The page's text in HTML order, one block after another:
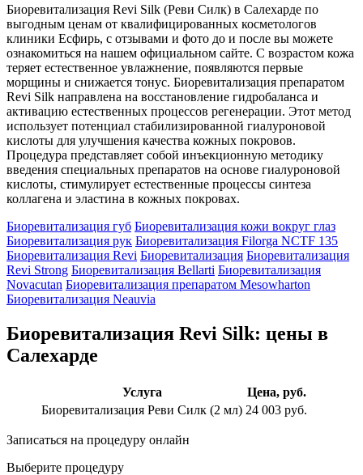
Биоревитализация Revi Silk (Реви Силк) в Салехарде по
выгодным ценам от квалифицированных косметологов
клиники Есфирь, с отзывами и фото до и после вы можете
ознакомиться на нашем официальном сайте. С возрастом кожа
теряет естественное увлажнение, появляются первые
морщины и снижается тонус. Биоревитализация препаратом
Revi Silk направлена на восстановление гидробаланса и
активацию естественных процессов регенерации. Этот метод
использует потенциал стабилизированной гиалуроновой
кислоты для улучшения качества кожных покровов.
Процедура представляет собой инъекционную методику
введения специальных препаратов на основе гиалуроновой
кислоты, стимулирует естественные процессы синтеза
коллагена и эластина в кожных покровах.
Биоревитализация губ Биоревитализация кожи вокруг глаз
Биоревитализация рук Биоревитализация Filorga NCTF 135
Биоревитализация Revi Биоревитализация Биоревитализация
Revi Strong Биоревитализация Bellarti Биоревитализация
Novacutan Биоревитализация препаратом Mesowharton
Биоревитализация Neauvia
Биоревитализация Revi Silk: цены в
Салехарде
Услуга
Цена, руб.
Биоревитализация Реви Силк (2 мл) 24 003 руб.
Записаться на процедуру онлайн
Выберите процедуру